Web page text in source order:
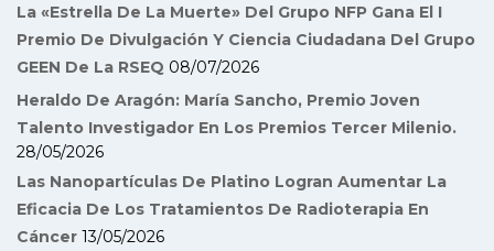
La «Estrella De La Muerte» Del Grupo NFP Gana El I
Premio De Divulgación Y Ciencia Ciudadana Del Grupo
GEEN De La RSEQ 08/07/2026
Heraldo De Aragón: María Sancho, Premio Joven
Talento Investigador En Los Premios Tercer Milenio.
28/05/2026
Las Nanopartículas De Platino Logran Aumentar La
Eficacia De Los Tratamientos De Radioterapia En
Cáncer 13/05/2026